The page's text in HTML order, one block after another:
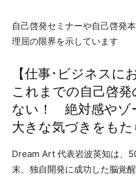
自己啓発セミナーや自己啓発
理屈の限界を示しています
【仕事･ビジネスに
これまでの自己啓
ない！ 絶対感やゾ
大きな気づきをも
Dream Art 代表岩波英知は、
末、独自開発に成功した脳覚